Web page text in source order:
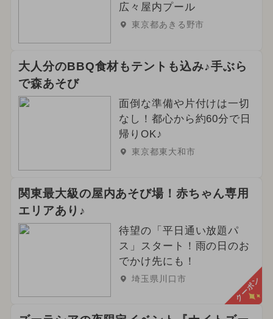
広々屋内プール
東京都あきる野市
大人分のBBQ食材もテントも込み♪手ぶら
で森あそび
面倒な準備や片付けは一切
なし！都心から約60分で日
帰りOK♪
東京都東大和市
関東最大級の屋内あそび場！赤ちゃん専用
エリアあり♪
待望の「平日通い放題パ
ス」スタート！雨の日のお
でかけ先にも！
埼玉県川口市 クーポン